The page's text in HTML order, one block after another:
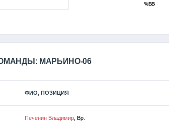
%БВ
МАРЬИНО-06
ФИО, ПОЗИЦИЯ
Печенин Владимир , Вр.